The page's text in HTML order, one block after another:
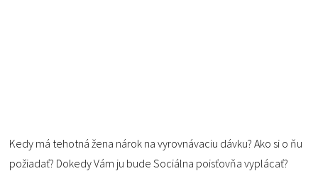
Kedy má tehotná žena nárok na vyrovnávaciu dávku? Ako si o ňu
požiadať? Dokedy Vám ju bude Sociálna poisťovňa vyplácať?